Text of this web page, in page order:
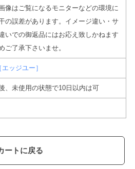
はご覧になるモニターなどの環境に
の誤差があります。イメージ違い・サ
いでの御返品にはお応え致しかねます
ご了承下さいませ。
ッジユー］
、未使用の状態で10日以内は可
ートに戻る